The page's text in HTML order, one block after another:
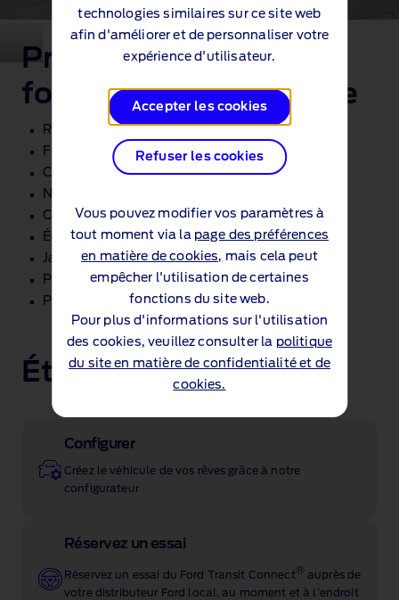
technologies similaires sur ce site web
afin d'améliorer et de personnaliser votre
expérience d'utilisateur.
Accepter les cookies
Refuser les cookies
Vous pouvez modifier vos paramètres à
tout moment via la page des préférences
en matière de cookies, mais cela peut
empêcher l'utilisation de certaines
fonctions du site web.
Pour plus d'informations sur l'utilisation
des cookies, veuillez consulter la politique
du site en matière de confidentialité et de
cookies.
Principales
fonctionnalités de série
Reconnaissance des panneaux de signalisation
Frein de stationnement électronique
Capteurs de stationnement avant et arrière
Navigation Connectée
Combiné d’instruments numérique de 10"
Écran tactile central de 10"
Jantes acier 17"
Phares automatiques
Projecteurs antibrouillard LED
Étapes suivantes
Configurer
Créez le véhicule de vos rêves grâce à notre
configurateur
Réservez un essai
Réservez un essai du Ford Transit Connect ® auprès de
votre distributeur Ford local, au moment et à l’endroit